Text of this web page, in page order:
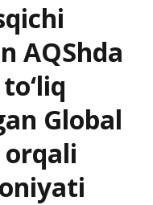
AQShda
Global
orqali